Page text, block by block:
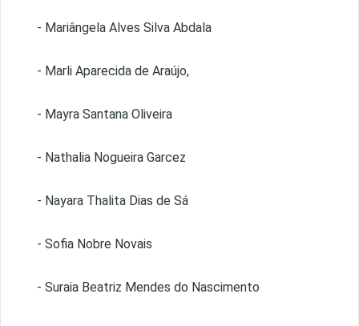
- Mariângela Alves Silva Abdala
- Marli Aparecida de Araújo,
- Mayra Santana Oliveira
- Nathalia Nogueira Garcez
- Nayara Thalita Dias de Sá
- Sofia Nobre Novais
- Suraia Beatriz Mendes do Nascimento